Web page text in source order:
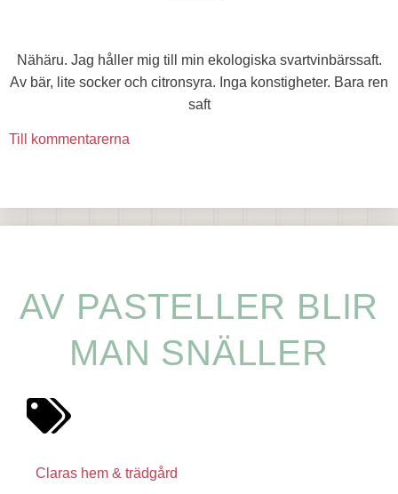
Nähäru. Jag håller mig till min ekologiska svartvinbärssaft.
Av bär, lite socker och citronsyra. Inga konstigheter. Bara ren
saft
Till kommentarerna
AV PASTELLER BLIR
MAN SNÄLLER
Claras hem & trädgård